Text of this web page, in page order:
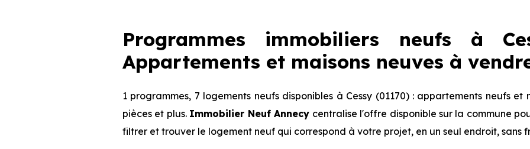
Programmes immobiliers neufs à
Appartements et maisons neuves à
1 programmes, 7 logements neufs disponibles à Cessy (01170) : appartements neufs et
pièces et plus. Immobilier Neuf Annecy centralise l'offre disponible sur la commune
filtrer et trouver le logement neuf qui correspond à votre projet, en un seul endroit, sans